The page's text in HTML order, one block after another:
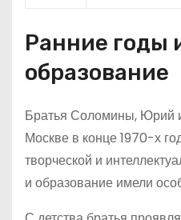
Ранние годы
образование
Братья Соломины, Юрий
Москве в конце 1970-х
творческой и
и образование имели